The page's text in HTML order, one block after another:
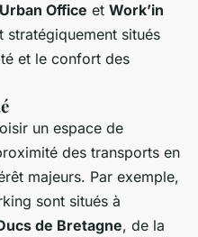
Urban Office et Work’in
stratégiquement situés
et le confort des
un espace de
des transports en
majeurs. Par exemple,
sont situés à
de Bretagne, de la